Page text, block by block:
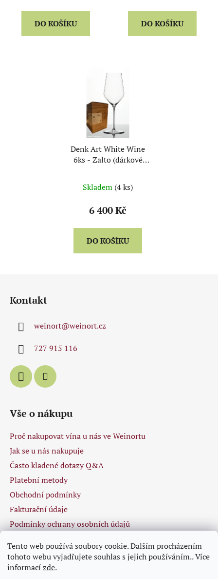
Tento web používá soubory cookie. Dalším procházením
tohoto webu vyjadřujete souhlas s jejich používáním.. Více
informacízde.
DO KOŠÍKU DO KOŠÍKU
Denk Art White Wine
6ks - Zalto (dárkové
Skladem (4 ks)
6 400 Kč
DO KOŠÍKU
Kontakt
weinort@weinort.cz
727 915 116
Vše o nákupu
Proč nakupovat vína u nás ve Weinortu
Jak se u nás nakupuje
Často kladené dotazy Q&A
Platební metody
Obchodní podmínky
Fakturační údaje
Podmínky ochrany osobních údajů
Facebook